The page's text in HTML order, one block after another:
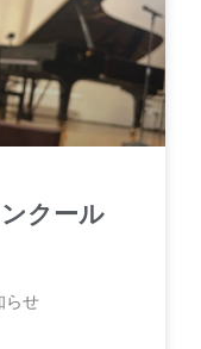
クール
らせ